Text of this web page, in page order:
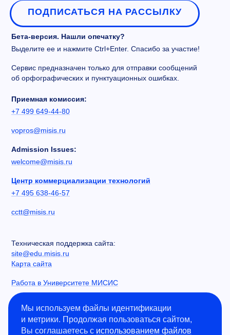
ПОДПИСАТЬСЯ НА РАССЫЛКУ
Бета-версия. Нашли опечатку?
Выделите ее и нажмите Ctrl+Enter. Спасибо за участие!
Сервис предназначен только для отправки сообщений
об орфографических и пунктуационных ошибках.
Приемная комиссия:
+7 499 649-44-80
vopros@misis.ru
Admission Issues:
welcome@misis.ru
Центр коммерциализации технологий
+7 495 638-46-57
cctt@misis.ru
Техническая поддержка сайта:
site@edu.misis.ru
Карта сайта
Работа в Университете МИСИС
Сведения об образовательной организации
Информация о закупках
Противодействие коррупции
Мы используем файлы идентификации
и метрики. Продолжая пользоваться сайтом,
Вы соглашаетесь с использованием файлов